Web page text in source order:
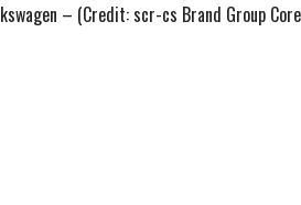
– (Credit: scr-cs Brand Group